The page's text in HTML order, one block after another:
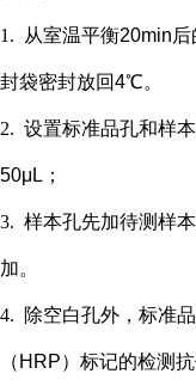
1. 从室温平衡20min
封袋密封放回4℃。
2. 设置标准品孔和样
50μL；
3. 样本孔先加待测样本
加。
4. 除空白孔外， 标准
（ HRP）标记的检测